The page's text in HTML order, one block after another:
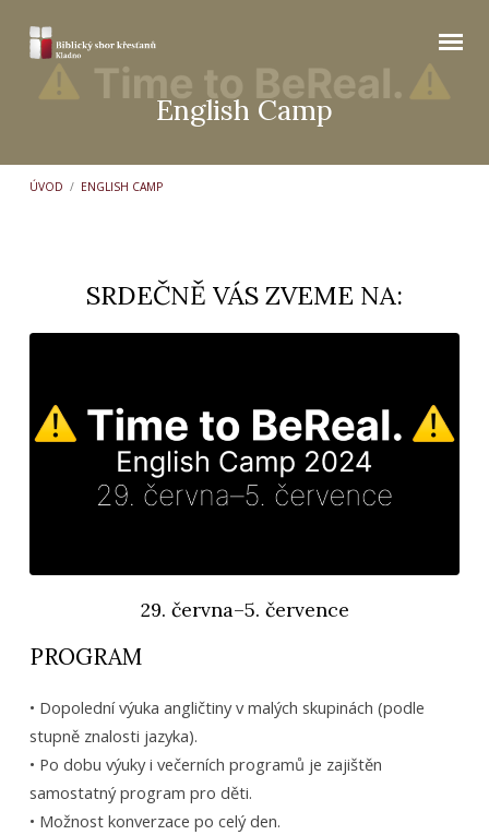
English Camp
ÚVOD / ENGLISH CAMP
English
SRDEČNĚ VÁS ZVEME NA:
29. června–5. července
PROGRAM
• Dopolední výuka angličtiny v malých skupinách (podle
stupně znalosti jazyka).
• Po dobu výuky i večerních programů je zajištěn
samostatný program pro děti.
• Možnost konverzace po celý den.